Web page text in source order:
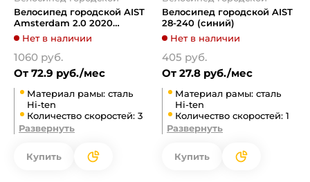
Велосипед городской AIST
Amsterdam 2.0 2020
(черный)
Нет в наличии
1060 руб.
От 72.9 руб./мес
Материал рамы: сталь
Hi-ten
Количество скоростей: 3
Развернуть
Купить
Велосипед городской AIST
28-240 (синий)
Нет в наличии
405 руб.
От 27.8 руб./мес
Материал рамы: сталь
Hi-ten
Количество скоростей: 1
Развернуть
Купить